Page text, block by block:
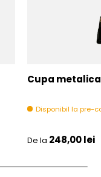
Cupa
Disponibil la pre-
Pret initial
De la 248,00 lei